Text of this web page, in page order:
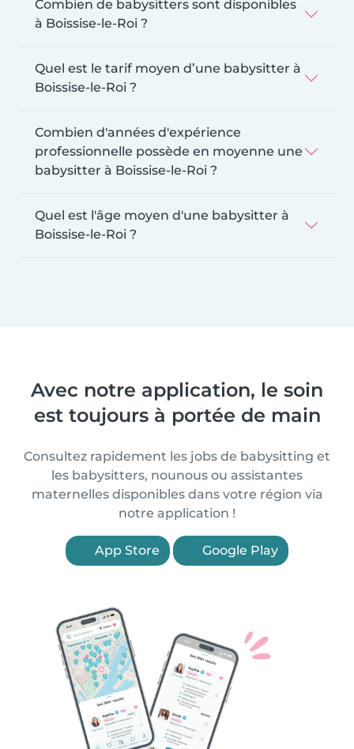
Combien de babysitters sont disponibles
à Boissise-le-Roi ?
Quel est le tarif moyen d’une babysitter à
Boissise-le-Roi ?
Combien d'années d'expérience
professionnelle possède en moyenne une
babysitter à Boissise-le-Roi ?
Quel est l'âge moyen d'une babysitter à
Boissise-le-Roi ?
Avec notre application, le soin
est toujours à portée de main
Consultez rapidement les jobs de babysitting et
les babysitters, nounous ou assistantes
maternelles disponibles dans votre région via
notre application !
App Store Google Play